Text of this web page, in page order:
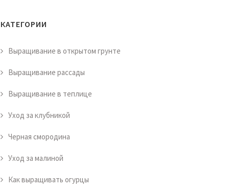
КАТЕГОРИИ
Выращивание в открытом грунте
Выращивание рассады
Выращивание в теплице
Уход за клубникой
Черная смородина
Уход за малиной
Как выращивать огурцы